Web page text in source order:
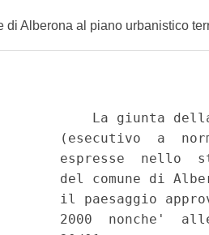
di Alberona al piano urbanistico